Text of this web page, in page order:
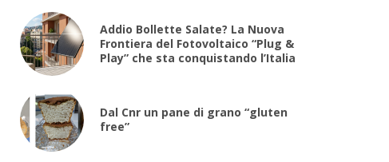
Addio Bollette Salate? La Nuova
Frontiera del Fotovoltaico “Plug &
Play” che sta conquistando l’Italia
Dal Cnr un pane di grano “gluten
free”